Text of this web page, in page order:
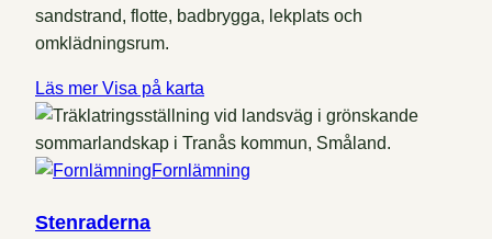
sandstrand, flotte, badbrygga, lekplats och
omklädningsrum.
Läs mer Visa på karta
Fornlämning
Stenraderna